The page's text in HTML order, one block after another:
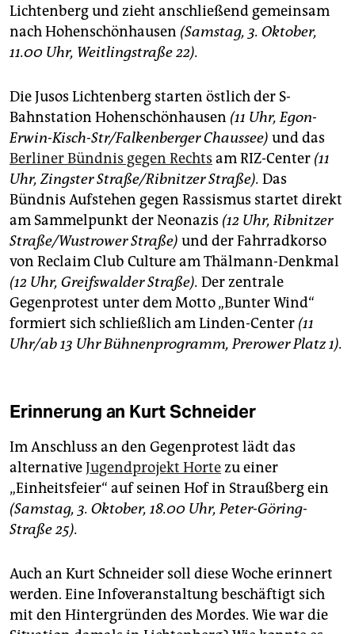
Lichtenberg und zieht anschließend gemeinsam
nach Hohenschönhausen (Samstag, 3. Oktober,
11.00 Uhr, Weitlingstraße 22).
Die Jusos Lichtenberg starten östlich der S-
Bahnstation Hohenschönhausen (11 Uhr, Egon-
Erwin-Kisch-Str/Falkenberger Chaussee) und das
Berliner Bündnis gegen Rechts am RIZ-Center (11
Uhr, Zingster Straße/Ribnitzer Straße). Das
Bündnis Aufstehen gegen Rassismus startet direkt
am Sammelpunkt der Neonazis (12 Uhr, Ribnitzer
Straße/Wustrower Straße) und der Fahrradkorso
von Reclaim Club Culture am Thälmann-Denkmal
(12 Uhr, Greifswalder Straße). Der zentrale
Gegenprotest unter dem Motto „Bunter Wind“
formiert sich schließlich am Linden-Center (11
Uhr/ab 13 Uhr Bühnenprogramm, Prerower Platz 1).
Erinnerung an Kurt Schneider
Im Anschluss an den Gegenprotest lädt das
alternativeJugendprojekt Hortezu einer
„Einheitsfeier“ auf seinen Hof in Straußberg ein
(Samstag, 3. Oktober, 18.00 Uhr, Peter-Göring-
Straße 25).
Auch an Kurt Schneider soll diese Woche erinnert
werden. Eine Infoveranstaltung beschäftigt sich
mit den Hintergründen des Mordes. Wie war die